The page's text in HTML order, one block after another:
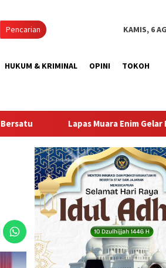
Pencarian KAMIS, 6
HUKUM & KRIMINAL OPINI TOKOH
Gelar Bakti Sosial Donor Darah